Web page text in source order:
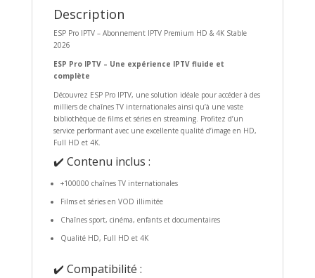
Description
ESP Pro IPTV – Abonnement IPTV Premium HD & 4K Stable
2026
ESP Pro IPTV – Une expérience IPTV fluide et
complète
Découvrez ESP Pro IPTV, une solution idéale pour accéder à des
milliers de chaînes TV internationales ainsi qu’à une vaste
bibliothèque de films et séries en streaming. Profitez d’un
service performant avec une excellente qualité d’image en HD,
Full HD et 4K.
✔️ Contenu inclus :
+100000 chaînes TV internationales
Films et séries en VOD illimitée
Chaînes sport, cinéma, enfants et documentaires
Qualité HD, Full HD et 4K
✔️ Compatibilité :